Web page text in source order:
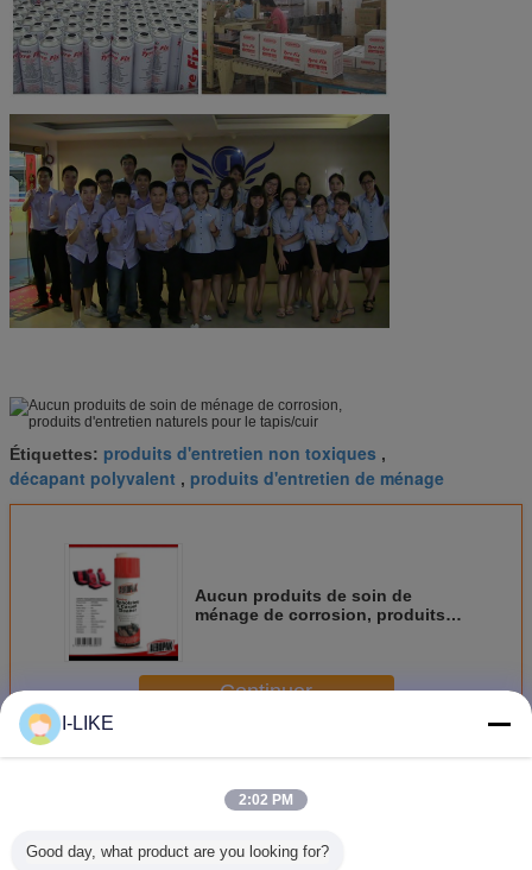
Étiquettes: produits d'entretien non toxiques ,
décapant polyvalent , produits d'entretien de ménage
Aucun produits de soin de
ménage de corrosion, produits
Continuer
PlusProduits de soin de ménage
I-LIKE
2:02 PM
Good day, what product are you looking for?